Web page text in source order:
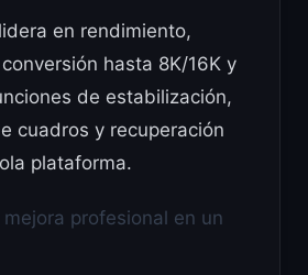
en rendimiento,
hasta 8K/16K y
de estabilización,
cuadros y recuperación
plataforma.
mejora profesional en un